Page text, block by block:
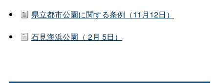
県立都市公園に関する条例（11月12日）
石見海浜公園（ 2月 5日）